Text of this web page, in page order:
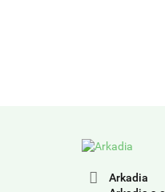
Arkadia